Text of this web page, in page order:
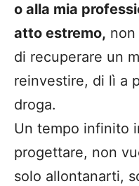
o alla mia
atto estremo,
di recuperare un
reinvestire, di lì a
droga.
Un tempo infinito
progettare, non
solo allontanarti,